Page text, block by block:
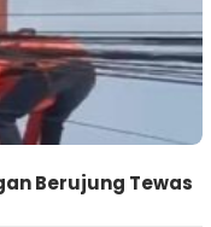
Berujung Tewas